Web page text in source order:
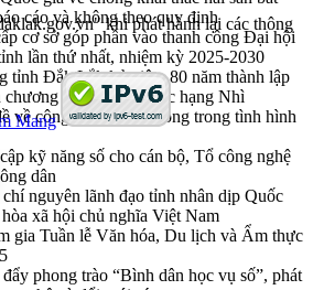
cáo và không theo quy định
cơ sở góp phần vào thanh công Đại hội
lần thứ nhất, nhiệm kỳ 2025-2030
tỉnh Đắk Lắk kỷ niệm 80 năm thành lập
chương Bảo vệ Tổ quốc hạng Nhì
về công tác khuyến nông trong tình hình
kỹ năng số cho cán bộ, Tổ công nghệ
dân
nguyên lãnh đạo tỉnh nhân dịp Quốc
xã hội chủ nghĩa Việt Nam
gia Tuần lễ Văn hóa, Du lịch và Ẩm thực
phong trào “Bình dân học vụ số”, phát
khi phát hành lại các thông